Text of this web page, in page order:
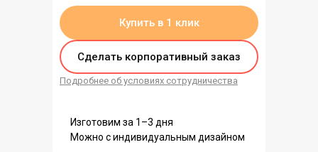
Купить в 1 клик
Сделать корпоративный заказ
Подробнее об условиях сотрудничества
Изготовим за 1–3 дня
Можно с индивидуальным дизайном